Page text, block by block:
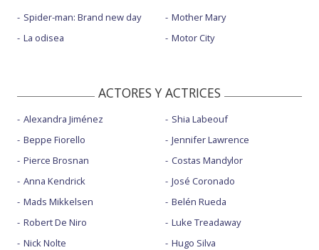
Spider-man: Brand new day
La odisea
Mother Mary
Motor City
ACTORES Y ACTRICES
Alexandra Jiménez
Beppe Fiorello
Pierce Brosnan
Anna Kendrick
Mads Mikkelsen
Robert De Niro
Nick Nolte
Shia Labeouf
Jennifer Lawrence
Costas Mandylor
José Coronado
Belén Rueda
Luke Treadaway
Hugo Silva